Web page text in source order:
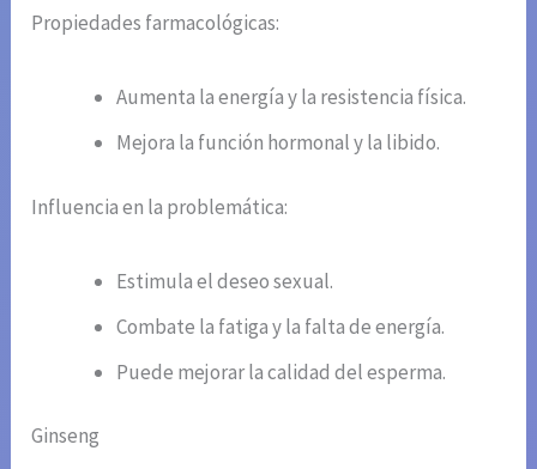
Propiedades farmacológicas:
Aumenta la energía y la resistencia física.
Mejora la función hormonal y la libido.
Influencia en la problemática:
Estimula el deseo sexual.
Combate la fatiga y la falta de energía.
Puede mejorar la calidad del esperma.
Ginseng